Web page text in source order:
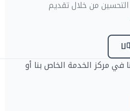
من خلال تقديم
لا
مركز الخدمة الخاص بنا أو